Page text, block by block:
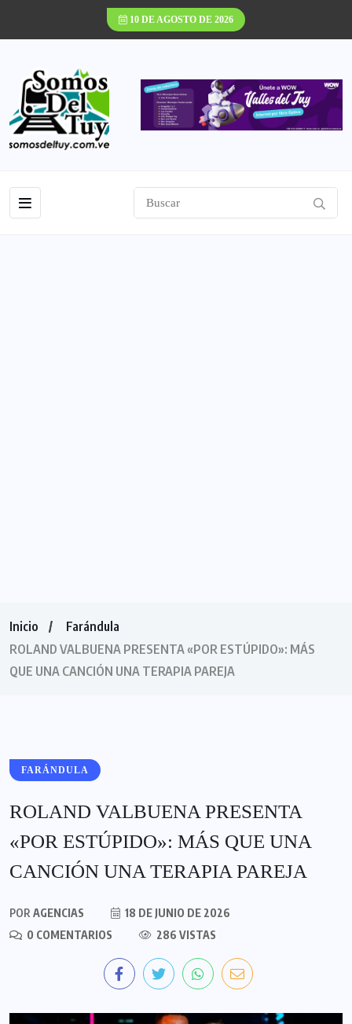
10 DE AGOSTO DE 2026
Inicio
Farándula
ROLAND VALBUENA PRESENTA «POR ESTÚPIDO»: MÁS
QUE UNA CANCIÓN UNA TERAPIA PAREJA
FARÁNDULA
ROLAND VALBUENA PRESENTA
«POR ESTÚPIDO»: MÁS QUE UNA
CANCIÓN UNA TERAPIA PAREJA
POR AGENCIAS
18 DE JUNIO DE 2026
0 COMENTARIOS
286 VISTAS